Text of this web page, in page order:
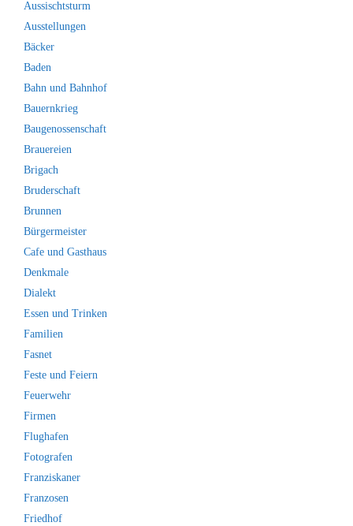
Aussischtsturm
Ausstellungen
Bäcker
Baden
Bahn und Bahnhof
Bauernkrieg
Baugenossenschaft
Brauereien
Brigach
Bruderschaft
Brunnen
Bürgermeister
Cafe und Gasthaus
Denkmale
Dialekt
Essen und Trinken
Familien
Fasnet
Feste und Feiern
Feuerwehr
Firmen
Flughafen
Fotografen
Franziskaner
Franzosen
Friedhof